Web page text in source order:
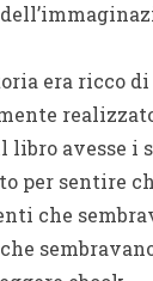
era ricco
libro avesse i
per sentire
che